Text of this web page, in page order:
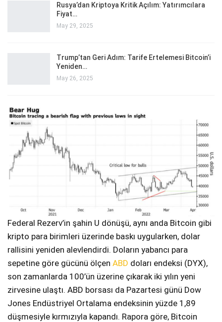
Rusya’dan Kriptoya Kritik Açılım: Yatırımcılara
Fiyat…
May 29, 2025
Trump’tan Geri Adım: Tarife Ertelemesi Bitcoin’i
Yeniden…
May 26, 2025
Federal Rezerv’in şahin U dönüşü, aynı anda Bitcoin gibi
kripto para birimleri üzerinde baskı uygularken, dolar
rallisini yeniden alevlendirdi. Doların yabancı para
sepetine göre gücünü ölçen ABD doları endeksi (DYX),
son zamanlarda 100’ün üzerine çıkarak iki yılın yeni
zirvesine ulaştı. ABD borsası da Pazartesi günü Dow
Jones Endüstriyel Ortalama endeksinin yüzde 1,89
düşmesiyle kırmızıyla kapandı. Rapora göre, Bitcoin